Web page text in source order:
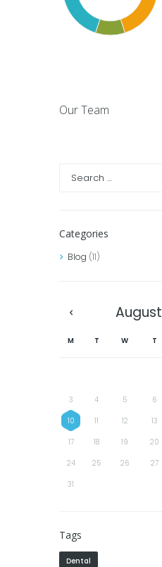
Our Team
Categories
Blog (11)
August
M T W T
3 4 5 6
10 11 12 13
17 18 19 20
24 25 26 27
31
Tags
Dental